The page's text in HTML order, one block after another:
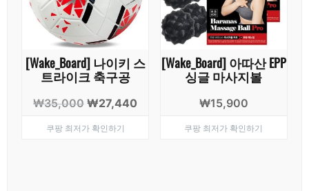
[Wake_Board] 나이키 스
트라이크 축구공
₩35,000 원
가
₩27,440
쿠팡 최저가 확인하기
[Wake_Board] 아따산 EPP
싱글 마사지볼
₩15,900
쿠팡 최저가 확인하기